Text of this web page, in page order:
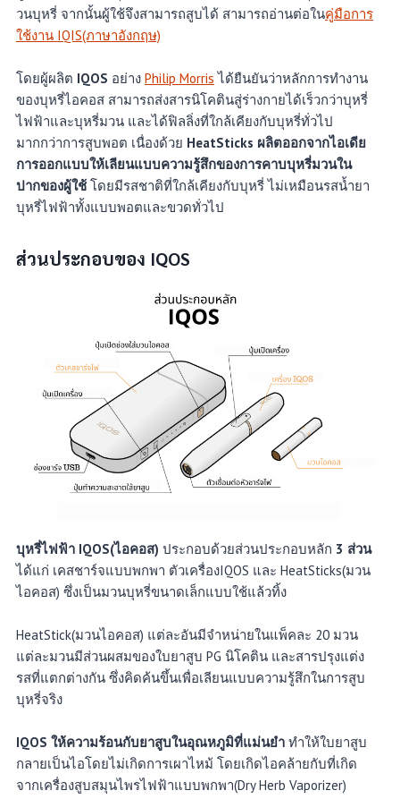
วนบุหรี่ จากนั้นผู้ใช้จึงสามารถสูบได้ สามารถอ่านต่อในคู่มือการ
ใช้งาน IQIS(ภาษาอังกฤษ)
โดยผู้ผลิต IQOS อย่าง Philip Morris ได้ยืนยันว่าหลักการทำงาน
ของบุหรี่ไอคอส สามารถส่งสารนิโคตินสู่ร่างกายได้เร็วกว่าบุหรี่
ไฟฟ้าและบุหรี่มวน และได้ฟิลลิ่งที่ใกล้เคียงกับบุหรี่ทั่วไป
มากกว่าการสูบพอต เนื่องด้วย HeatSticks ผลิตออกจากไอเดีย
การออกแบบให้เลียนแบบความรู้สึกของการคาบบุหรี่มวนใน
ปากของผู้ใช้โดยมีรสชาติที่ใกล้เคียงกับบุหรี่ ไม่เหมือนรสน้ำยา
บุหรี่ไฟฟ้าทั้งแบบพอตและขวดทั่วไป
ส่วนประกอบของ IQOS
บุหรี่ไฟฟ้า IQOS(ไอคอส) ประกอบด้วยส่วนประกอบหลัก 3 ส่วน
ได้แก่ เคสชาร์จแบบพกพา ตัวเครื่องIQOS และ HeatSticks(มวน
ไอคอส) ซึ่งเป็นมวนบุหรี่ขนาดเล็กแบบใช้แล้วทิ้ง
HeatStick(มวนไอคอส) แต่ละอันมีจำหน่ายในแพ็คละ 20 มวน
แต่ละมวนมีส่วนผสมของใบยาสูบ PG นิโคติน และสารปรุงแต่ง
รสที่แตกต่างกัน ซึ่งคิดค้นขึ้นเพื่อเลียนแบบความรู้สึกในการสูบ
บุหรี่จริง
IQOS ให้ความร้อนกับยาสูบในอุณหภูมิที่แม่นยำ ทำให้ใบยาสูบ
กลายเป็นไอโดยไม่เกิดการเผาไหม้ โดยเกิดไอคล้ายกับที่เกิด
จากเครื่องสูบสมุนไพรไฟฟ้าแบบพกพา(Dry Herb Vaporizer)